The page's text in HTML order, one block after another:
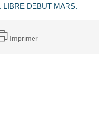
LIBRE DEBUT MARS.
Imprimer